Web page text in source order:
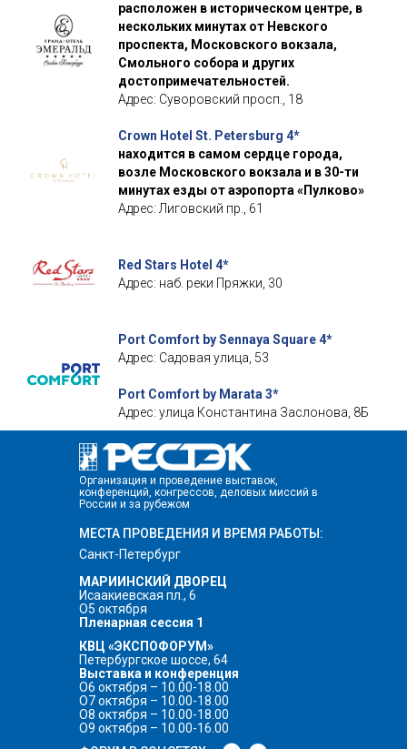
расположен в историческом центре, в
нескольких минутах от Невского
проспекта, Московского вокзала,
Смольного собора и других
достопримечательностей.
Адрес: Суворовский просп., 18
Crown Hotel St. Petersburg 4*
находится в самом сердце города,
возле Московского вокзала и в 30-ти
минутах езды от аэропорта «Пулково»
Адрес: Лиговский пр., 61
Red Stars Hotel 4*
Адрес: наб. реки Пряжки, 30
Port Comfort by Sennaya Square 4*
Адрес: Садовая улица, 53
Port Comfort by Marata 3*
Адрес: улица Константина Заслонова, 8Б
МЕСТА ПРОВЕДЕНИЯ И ВРЕМЯ РАБОТЫ:
Санкт-Петербург
МАРИИНСКИЙ ДВОРЕЦ
Исаакиевская пл., 6
О5 октября
Пленарная сессия 1
КВЦ «ЭКСПОФОРУМ»
Петербургское шоссе, 64
Выставка и конференция
О6 октября – 10.00-18.00
О7 октября – 10.00-18.00
О8 октября – 10.00-18.00
О9 октября – 10.00-16.00
Организация и проведение выставок,
конференций, конгрессов, деловых миссий в
России и за рубежом